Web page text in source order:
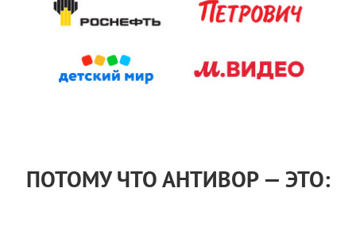
ПОТОМУ ЧТО АНТИВОР — ЭТО: